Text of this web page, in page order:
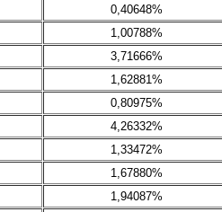
0,40648%
1,00788%
3,71666%
1,62881%
0,80975%
4,26332%
1,33472%
1,67880%
1,94087%